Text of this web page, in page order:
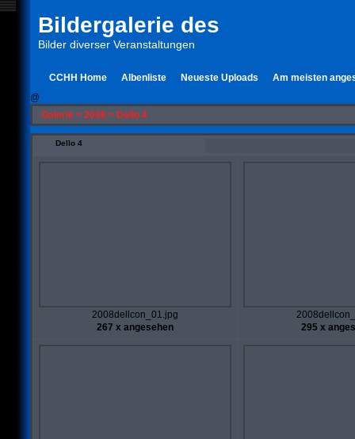
Bildergalerie des
Bilder diverser Veranstaltungen
CCHH Home Albenliste Neueste Uploads
Am meisten
@
Galerie > 2008 > Dello 4
Dello 4
2008dellcon_01.jpg
267 x angesehen
295 x